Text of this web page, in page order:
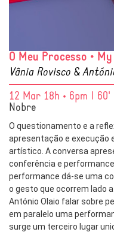
O Meu Processo •
Vânia Rovisco &
12 Mar 18h • 6pm | 60'
Nobre
O questionamento e a
apresentação e execução
artístico. A conversa
conferência e
performance dá-se uma
o gesto que ocorrem lado
António Olaio falar sobre
em paralelo uma
surge um terceiro lugar